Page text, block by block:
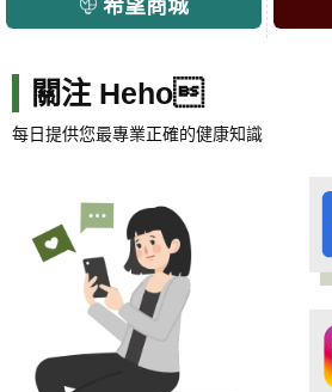
希望商城
關注 Heho
每日提供您最專業正確的健康知識